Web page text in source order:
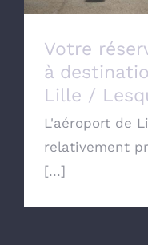
Votre
à
Lille /
L'aéroport de
relativement
[...]